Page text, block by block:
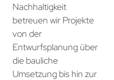
Nachhaltigkeit
betreuen wir Projekte
von der
Entwurfsplanung über
die bauliche
Umsetzung bis hin zur